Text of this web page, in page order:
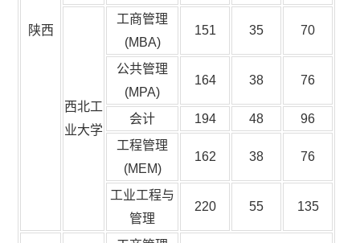
陕西
西北工
业大学
工商管理
(MBA)
151 35 70
公共管理
(MPA)
164 38 76
会计 194 48
96
工程管理
(MEM)
162 38 76
工业工程与
管理
220 55 135